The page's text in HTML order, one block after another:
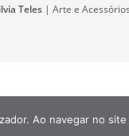
Teles| Arte e Acessórios
Ao navegar no